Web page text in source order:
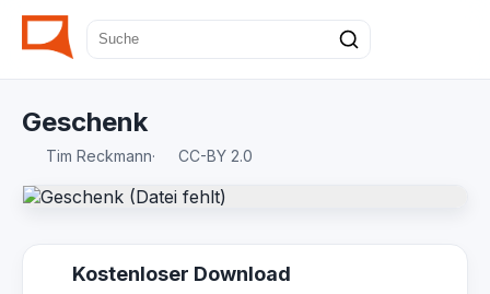
Geschenk
Tim Reckmann· CC-BY 2.0
Kostenloser Download